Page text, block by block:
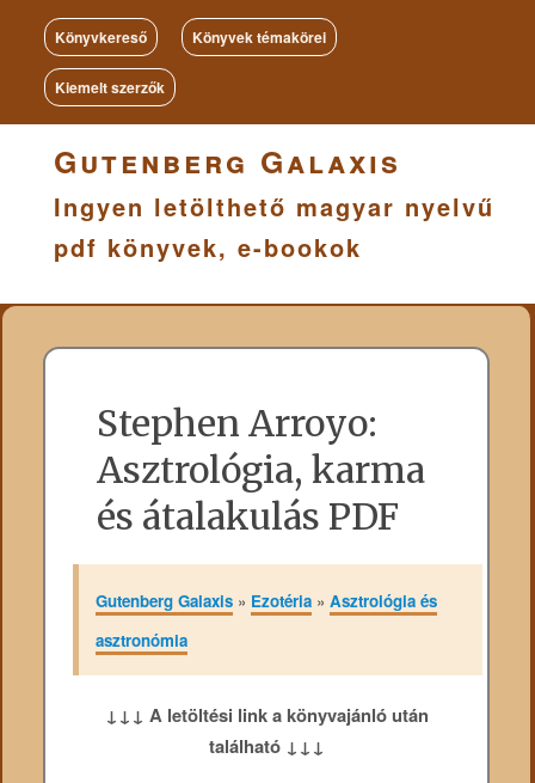
Könyvkereső Könyvek témakörei
Kiemelt szerzők
Gutenberg Galaxis
Ingyen letölthető magyar nyelvű
pdf könyvek, e-bookok
Stephen Arroyo:
Asztrológia, karma
és átalakulás PDF
Gutenberg Galaxis» Ezotéria» Asztrológia és
asztronómia
↓↓↓ A letöltési link a könyvajánló után
található ↓↓↓